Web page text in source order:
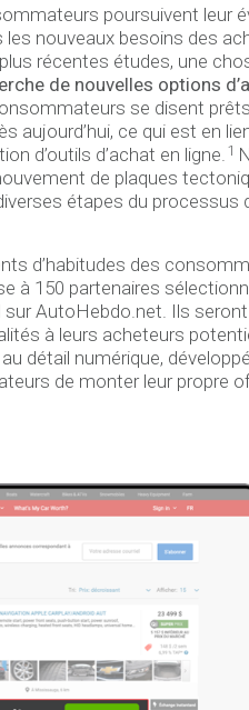
poursuivent leur
les nouveaux besoins des
récentes études, une
de nouvelles options
se disent
aujourd’hui, ce qui est en
d’outils d’achat en ligne. 1
de plaques
étapes du processus
d’habitudes des
à 150 partenaires
AutoHebdo.net. Ils
à leurs acheteurs
détail numérique,
de monter leur propre